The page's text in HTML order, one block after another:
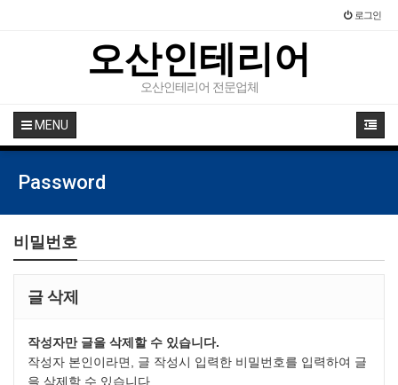
로그인
오산인테리어
오산인테리어 전문업체
MENU
Password
비밀번호
글 삭제
작성자만 글을 삭제할 수 있습니다.
작성자 본인이라면, 글 작성시 입력한 비밀번호를 입력하여 글
을 삭제할 수 있습니다.